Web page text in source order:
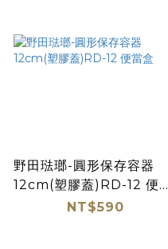
野田琺瑯-圓形保存容器
12cm(塑膠蓋)RD-12 便當
NT$590